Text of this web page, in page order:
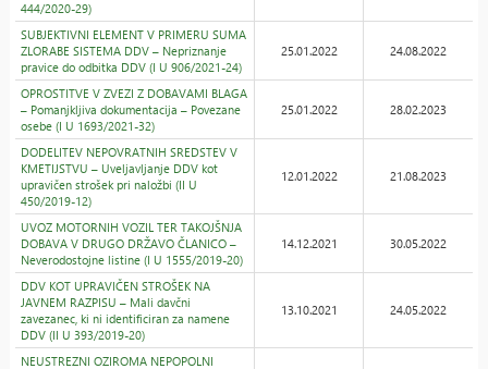
444/2020-29)
SUBJEKTIVNI ELEMENT V PRIMERU SUMA
ZLORABE SISTEMA DDV – Nepriznanje
pravice do odbitka DDV (I U 906/2021-24)
25.01.2022 24.08.2022
OPROSTITVE V ZVEZI Z DOBAVAMI BLAGA
– Pomanjkljiva dokumentacija – Povezane
osebe (I U 1693/2021-32)
25.01.2022 28.02.2023
DODELITEV NEPOVRATNIH SREDSTEV V
KMETIJSTVU – Uveljavljanje DDV kot
upravičen strošek pri naložbi (II U
450/2019-12)
12.01.2022 21.08.2023
UVOZ MOTORNIH VOZIL TER TAKOJŠNJA
DOBAVA V DRUGO DRŽAVO ČLANICO –
Neverodostojne listine (I U 1555/2019-20)
14.12.2021 30.05.2022
DDV KOT UPRAVIČEN STROŠEK NA
JAVNEM RAZPISU – Mali davčni
zavezanec, ki ni identificiran za namene
DDV (II U 393/2019-20)
13.10.2021 24.05.2022
NEUSTREZNI OZIROMA NEPOPOLNI